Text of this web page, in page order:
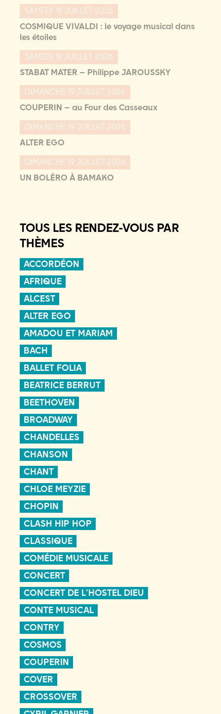
SAMEDI 18 JUILLET 2026
COSMIQUE ​VIVALDI : le voyage musical dans
les étoiles
SAMEDI 18 JUILLET 2026
STABAT MATER – Philippe JAROUSSKY
DIMANCHE 19 JUILLET 2026
COUPERIN – au Four des Casseaux
DIMANCHE 19 JUILLET 2026
ALTER EGO
DIMANCHE 19 JUILLET 2026
UN BOLÉRO À BAMAKO
TOUS LES RENDEZ-VOUS PAR
THÈMES
ACCORDÉON
AFRIQUE
ALCEST
ALTER EGO
AMADOU ET MARIAM
BACH
BALLET FOLIA
BEATRICE BERRUT
BEETHOVEN
BROADWAY
CHANDELLES
CHANSON
CHANT
CHLOE MEYZIE
CHOPIN
CLASH HIP HOP
CLASSIQUE
COMÉDIE MUSICALE
CONCERT
CONCERT DE L'HOSTEL DIEU
CONTE MUSICAL
CONTRY
COSMOS
COUPERIN
COVER
CROSSOVER